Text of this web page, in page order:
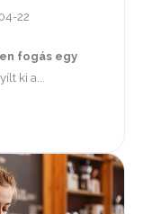
22
fogás egy
ki a...